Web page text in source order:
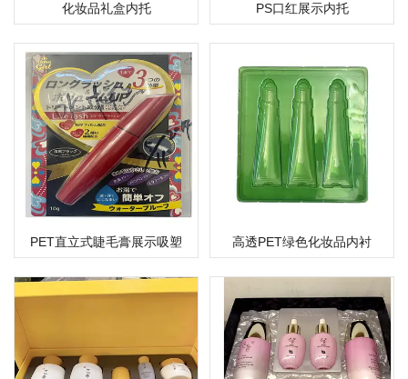
化妆品礼盒内托 PS口红展示内托
PET直立式睫毛膏展示吸塑 高透PET绿色化妆品内衬